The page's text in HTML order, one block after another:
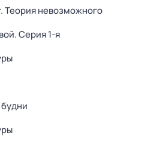
Теория невозможного
. Серия 1-я